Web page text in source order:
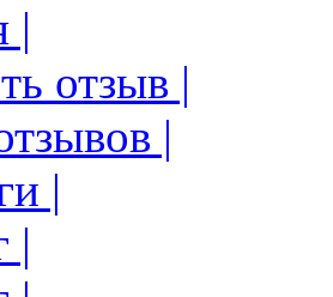
|
отзыв |
|
|
|